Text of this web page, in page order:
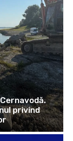
privind